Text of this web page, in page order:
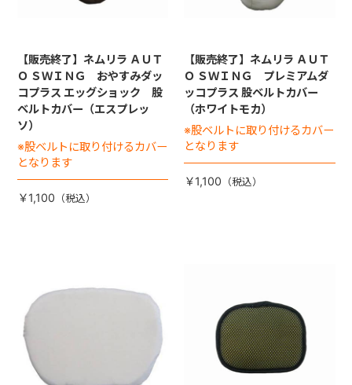
【販売終了】ネムリラ ＡＵＴ
Ｏ ＳＷＩＮＧ おやすみダッ
コプラス エッグショック 股
ベルトカバー（エスプレッ
ソ）
※股ベルトに取り付けるカバー
となります
￥1,100
【販売終了】ネムリラ ＡＵＴ
Ｏ ＳＷＩＮＧ プレミアムダ
ッコプラス 股ベルトカバー
（ホワイトモカ）
※股ベルトに取り付けるカバー
となります
￥1,100